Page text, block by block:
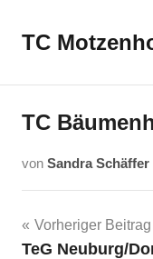
InhaltTC
TC
von Sandra Schäffer
Vorheriger Beitrag
TeG Neuburg/